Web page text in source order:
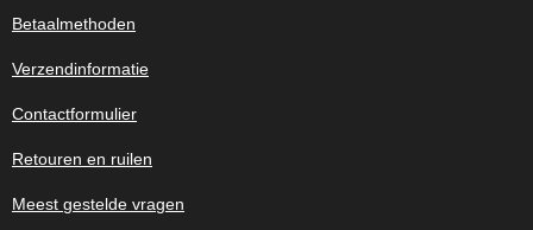
Betaalmethoden
Verzendinformatie
Contactformulier
Retouren en ruilen
Meest gestelde vragen